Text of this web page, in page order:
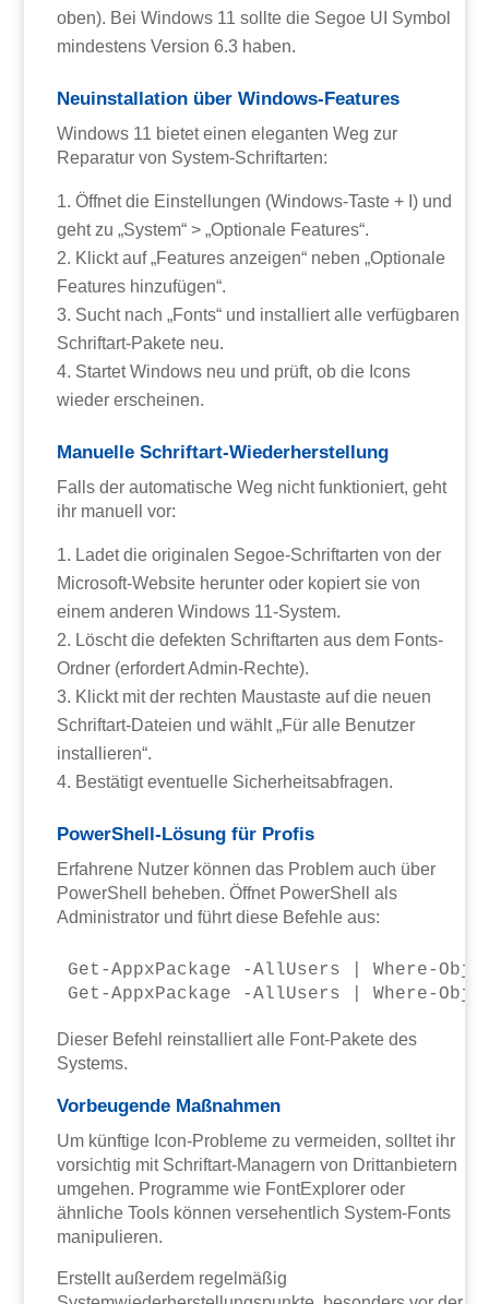
oben). Bei Windows 11 sollte die Segoe UI Symbol
mindestens Version 6.3 haben.
Neuinstallation über Windows-Features
Windows 11 bietet einen eleganten Weg zur
Reparatur von System-Schriftarten:
Öffnet die Einstellungen (Windows-Taste + I) und
geht zu „System“ > „Optionale Features“.
Klickt auf „Features anzeigen“ neben „Optionale
Features hinzufügen“.
Sucht nach „Fonts“ und installiert alle verfügbaren
Schriftart-Pakete neu.
Startet Windows neu und prüft, ob die Icons
wieder erscheinen.
Manuelle Schriftart-Wiederherstellung
Falls der automatische Weg nicht funktioniert, geht
ihr manuell vor:
Ladet die originalen Segoe-Schriftarten von der
Microsoft-Website herunter oder kopiert sie von
einem anderen Windows 11-System.
Löscht die defekten Schriftarten aus dem Fonts-
Ordner (erfordert Admin-Rechte).
Klickt mit der rechten Maustaste auf die neuen
Schriftart-Dateien und wählt „Für alle Benutzer
installieren“.
Bestätigt eventuelle Sicherheitsabfragen.
PowerShell-Lösung für Profis
Erfahrene Nutzer können das Problem auch über
PowerShell beheben. Öffnet PowerShell als
Administrator und führt diese Befehle aus:
Get-AppxPackage -AllUsers | Where-
Dieser Befehl reinstalliert alle Font-Pakete des
Systems.
Vorbeugende Maßnahmen
Um künftige Icon-Probleme zu vermeiden, solltet ihr
vorsichtig mit Schriftart-Managern von Drittanbietern
umgehen. Programme wie FontExplorer oder
ähnliche Tools können versehentlich System-Fonts
manipulieren.
Erstellt außerdem regelmäßig